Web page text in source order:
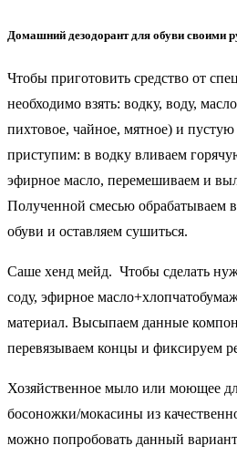
Домашний дезодорант для обуви своими
Чтобы приготовить средство от
необходимо взять: водку, воду,
пихтовое, чайное, мятное) и
приступим: в водку вливаем
эфирное масло, перемешиваем и
Полученной смесью обрабатываем
обуви и оставляем сушиться.
Саше хенд мейд. Чтобы сделать
соду, эфирное
материал. Высыпаем данные
перевязываем концы и фиксируем
Хозяйственное мыло или моющее
босоножки/мокасины из
можно попробовать данный